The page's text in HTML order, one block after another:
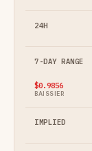
$0.9856
BAISSIER